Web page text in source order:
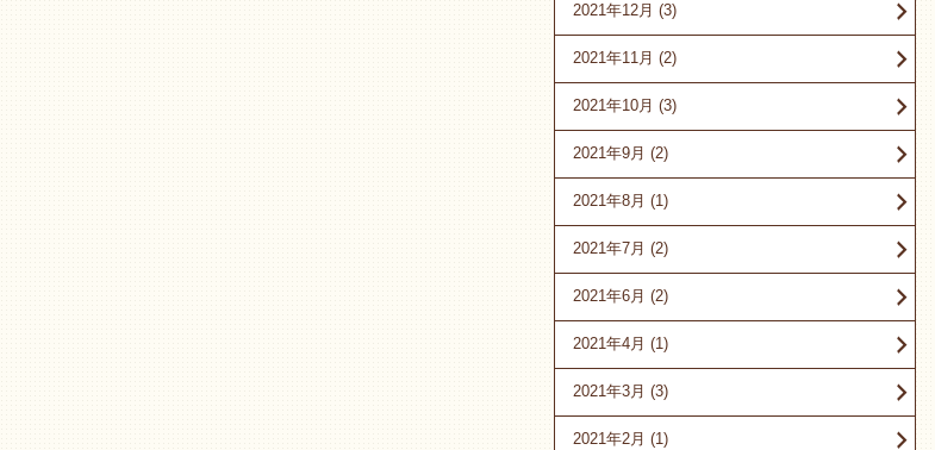
2021年12月 (3)
2021年11月 (2)
2021年10月 (3)
2021年9月 (2)
2021年8月 (1)
2021年7月 (2)
2021年6月 (2)
2021年4月 (1)
2021年3月 (3)
2021年2月 (1)